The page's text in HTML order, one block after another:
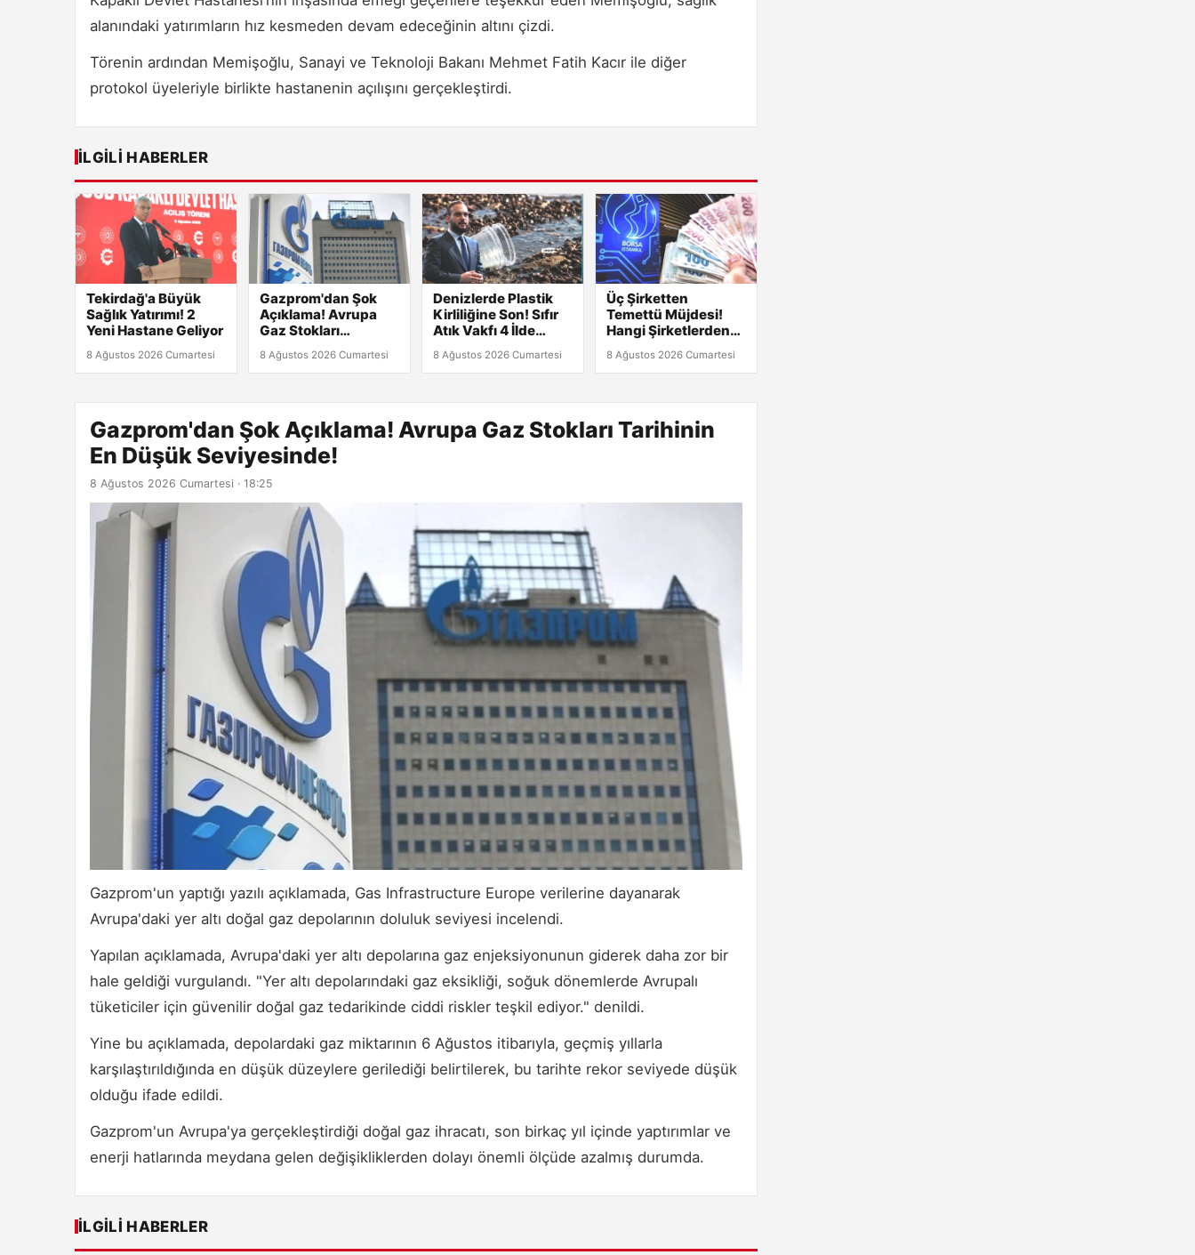
alanındaki yatırımların hız kesmeden devam edeceğinin altını çizdi.
Törenin ardından Memişoğlu, Sanayi ve Teknoloji Bakanı Mehmet Fatih Kacır ile diğer
protokol üyeleriyle birlikte hastanenin açılışını gerçekleştirdi.
İLGILI HABERLER
Tekirdağ'a Büyük
Sağlık Yatırımı! 2
Yeni Hastane Geliyor
8 Ağustos 2026 Cumartesi
Gazprom'dan Şok
Açıklama! Avrupa
Gaz Stokları
Tarihinin En Düşük
Seviyesinde!
8 Ağustos 2026 Cumartesi
Denizlerde Plastik
Kirliliğine Son! Sıfır
Atık Vakfı 4 İlde
Araştırma Başlatıyor
8 Ağustos 2026 Cumartesi
Üç Şirketten
Temettü Müjdesi!
Hangi Şirketlerden
Gelir Bekleniyor?
8 Ağustos 2026 Cumartesi
Gazprom'dan Şok Açıklama! Avrupa Gaz Stokları Tarihinin
En Düşük Seviyesinde!
8 Ağustos 2026 Cumartesi · 18:25
Gazprom'un yaptığı yazılı açıklamada, Gas Infrastructure Europe verilerine dayanarak
Avrupa'daki yer altı doğal gaz depolarının doluluk seviyesi incelendi.
Yapılan açıklamada, Avrupa'daki yer altı depolarına gaz enjeksiyonunun giderek daha zor bir
hale geldiği vurgulandı. "Yer altı depolarındaki gaz eksikliği, soğuk dönemlerde Avrupalı
tüketiciler için güvenilir doğal gaz tedarikinde ciddi riskler teşkil ediyor." denildi.
Yine bu açıklamada, depolardaki gaz miktarının 6 Ağustos itibarıyla, geçmiş yıllarla
karşılaştırıldığında en düşük düzeylere gerilediği belirtilerek, bu tarihte rekor seviyede düşük
olduğu ifade edildi.
Gazprom'un Avrupa'ya gerçekleştirdiği doğal gaz ihracatı, son birkaç yıl içinde yaptırımlar ve
enerji hatlarında meydana gelen değişikliklerden dolayı önemli ölçüde azalmış durumda.
İLGILI HABERLER